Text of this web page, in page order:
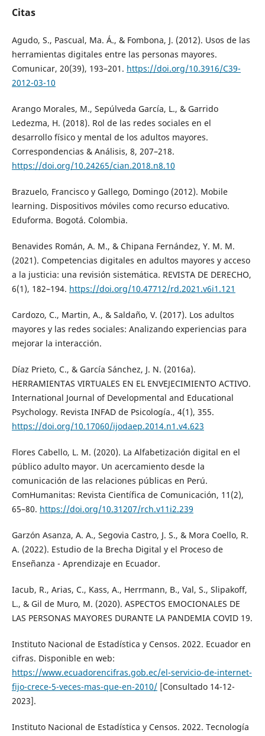
Citas
Agudo, S., Pascual, Ma. Á., & Fombona, J. (2012). Usos de las
herramientas digitales entre las personas mayores.
Comunicar, 20(39), 193–201. https://doi.org/10.3916/C39-
2012-03-10
Arango Morales, M., Sepúlveda García, L., & Garrido
Ledezma, H. (2018). Rol de las redes sociales en el
desarrollo físico y mental de los adultos mayores.
Correspondencias & Análisis, 8, 207–218.
https://doi.org/10.24265/cian.2018.n8.10
Brazuelo, Francisco y Gallego, Domingo (2012). Mobile
learning. Dispositivos móviles como recurso educativo.
Eduforma. Bogotá. Colombia.
Benavides Román, A. M., & Chipana Fernández, Y. M. M.
(2021). Competencias digitales en adultos mayores y acceso
a la justicia: una revisión sistemática. REVISTA DE DERECHO,
6(1), 182–194. https://doi.org/10.47712/rd.2021.v6i1.121
Cardozo, C., Martin, A., & Saldaño, V. (2017). Los adultos
mayores y las redes sociales: Analizando experiencias para
mejorar la interacción.
Díaz Prieto, C., & García Sánchez, J. N. (2016a).
HERRAMIENTAS VIRTUALES EN EL ENVEJECIMIENTO ACTIVO.
International Journal of Developmental and Educational
Psychology. Revista INFAD de Psicología., 4(1), 355.
https://doi.org/10.17060/ijodaep.2014.n1.v4.623
Flores Cabello, L. M. (2020). La Alfabetización digital en el
público adulto mayor. Un acercamiento desde la
comunicación de las relaciones públicas en Perú.
ComHumanitas: Revista Científica de Comunicación, 11(2),
65–80. https://doi.org/10.31207/rch.v11i2.239
Garzón Asanza, A. A., Segovia Castro, J. S., & Mora Coello, R.
A. (2022). Estudio de la Brecha Digital y el Proceso de
Enseñanza - Aprendizaje en Ecuador.
Iacub, R., Arias, C., Kass, A., Herrmann, B., Val, S., Slipakoff,
L., & Gil de Muro, M. (2020). ASPECTOS EMOCIONALES DE
LAS PERSONAS MAYORES DURANTE LA PANDEMIA COVID 19.
Instituto Nacional de Estadística y Censos. 2022. Ecuador en
cifras. Disponible en web:
https://www.ecuadorencifras.gob.ec/el-servicio-de-internet-
fijo-crece-5-veces-mas-que-en-2010/[Consultado 14-12-
2023].
Instituto Nacional de Estadística y Censos. 2022. Tecnología